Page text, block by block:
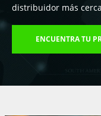
distribuidor más
ENCUENTRA TU